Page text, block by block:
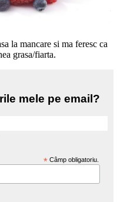
la mancare si ma feresc ca
grasa/fiarta.
mele pe email?
* Câmp obligatoriu.